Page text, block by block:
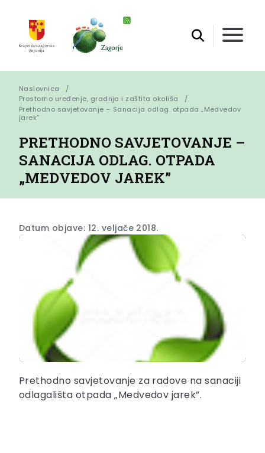
Naslovnica
Prostorno uređenje, gradnja i zaštita okoliša
Prethodno savjetovanje – Sanacija odlag. otpada „Medvedov
jarek”
PRETHODNO SAVJETOVANJE –
SANACIJA ODLAG. OTPADA
„MEDVEDOV JAREK”
Datum objave: 12. veljače 2018.
Prethodno savjetovanje za radove na sanaciji
odlagališta otpada „Medvedov jarek”.